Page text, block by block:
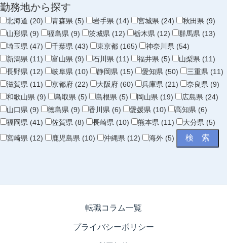
勤務地から探す
北海道 (20) 青森県 (5) 岩手県 (14) 宮城県 (24)
秋田県 (9)
山形県 (9)
福島県 (9) 茨城県 (12) 栃木県 (12)
群馬県 (13)
埼玉県 (47)
千葉県 (43) 東京都 (165)
神奈川県 (54)
新潟県 (11)
富山県 (9) 石川県 (11) 福井県 (5)
山梨県 (11)
長野県 (12)
岐阜県 (10) 静岡県 (15) 愛知県 (50)
三重県 (11)
滋賀県 (11)
京都府 (22) 大阪府 (60) 兵庫県 (21)
奈良県 (9)
和歌山県 (9)
鳥取県 (5) 島根県 (5) 岡山県 (19)
広島県 (24)
山口県 (9)
徳島県 (9) 香川県 (6) 愛媛県 (10)
高知県 (6)
福岡県 (41)
佐賀県 (8) 長崎県 (10) 熊本県 (11)
大分県 (5)
宮崎県 (12)
鹿児島県 (10) 沖縄県 (12) 海外 (5)
転職コラム一覧
プライバシーポリシー